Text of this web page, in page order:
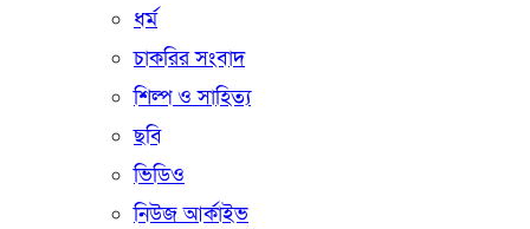
ধর্ম
চাকরির সংবাদ
শিল্প ও সাহিত্য
ছবি
ভিডিও
নিউজ আর্কাইভ